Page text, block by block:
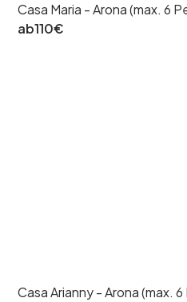
Casa Maria - Arona (max. 6
ab110€
Casa Arianny - Arona (max.